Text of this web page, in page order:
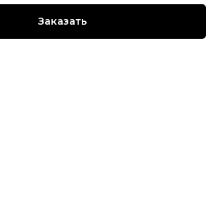
Заказать